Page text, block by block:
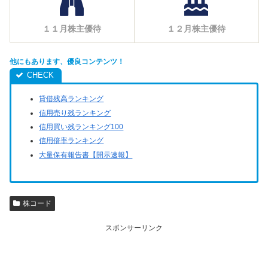
１１月株主優待 １２月株主優待
他にもあります、優良コンテンツ！
貸借残高ランキング
信用売り残ランキング
信用買い残ランキング100
信用倍率ランキング
大量保有報告書【開示速報】
株コード
スポンサーリンク